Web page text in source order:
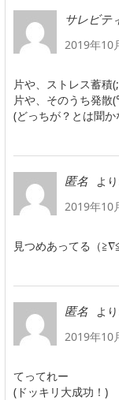
サレビテ
2019年10
片や、ストレス蓄積
片や、そのうち発散
(どっちが？とは聞
匿名
よ
2019年10
見つめあってる（≧∇≦
匿名
よ
2019年10
てってれー
(ドッキリ大成功！)